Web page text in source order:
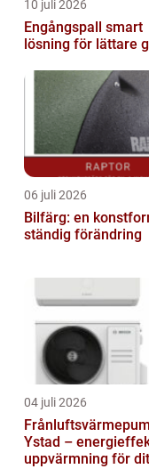
10 juli 2026
Engångspall smart
lösning för lättare
06 juli 2026
Bilfärg: en
ständig förändring
04 juli 2026
Ystad –
uppvärmning för